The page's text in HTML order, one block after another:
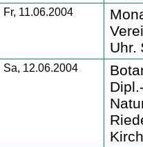
Fr, 11.06.2004
Uhr.
Sa, 12.06.2004